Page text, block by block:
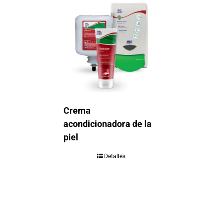
Crema
acondicionadora de la
piel
Detalles